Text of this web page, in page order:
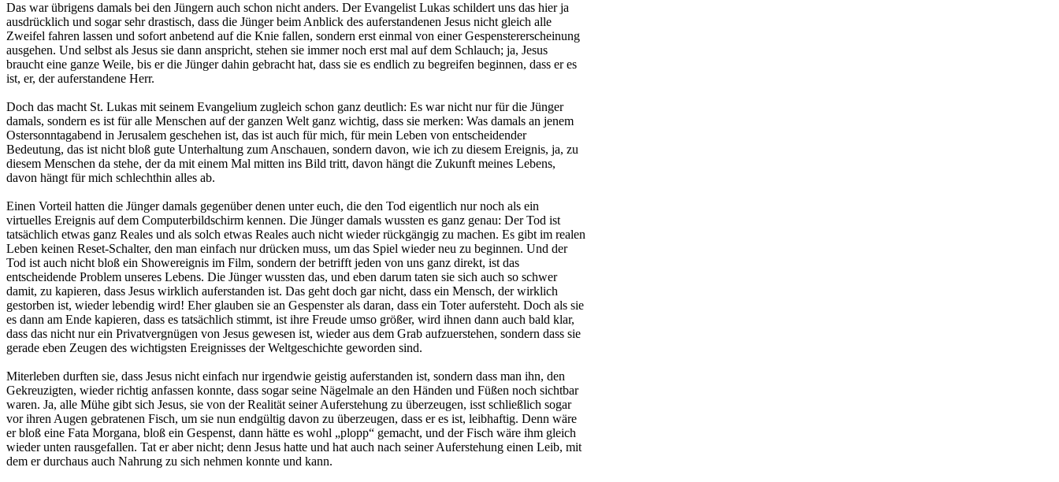
Das war übrigens damals bei den Jüngern auch schon nicht anders. Der Evangelist Lukas schildert uns das hier ja
ausdrücklich und sogar sehr drastisch, dass die Jünger beim Anblick des auferstandenen Jesus nicht gleich alle
Zweifel fahren lassen und sofort anbetend auf die Knie fallen, sondern erst einmal von einer Gespenstererscheinung
ausgehen. Und selbst als Jesus sie dann anspricht, stehen sie immer noch erst mal auf dem Schlauch; ja, Jesus
braucht eine ganze Weile, bis er die Jünger dahin gebracht hat, dass sie es endlich zu begreifen beginnen, dass er es
ist, er, der auferstandene Herr.
Doch das macht St. Lukas mit seinem Evangelium zugleich schon ganz deutlich: Es war nicht nur für die Jünger
damals, sondern es ist für alle Menschen auf der ganzen Welt ganz wichtig, dass sie merken: Was damals an jenem
Ostersonntagabend in Jerusalem geschehen ist, das ist auch für mich, für mein Leben von entscheidender
Bedeutung, das ist nicht bloß gute Unterhaltung zum Anschauen, sondern davon, wie ich zu diesem Ereignis, ja, zu
diesem Menschen da stehe, der da mit einem Mal mitten ins Bild tritt, davon hängt die Zukunft meines Lebens,
davon hängt für mich schlechthin alles ab.
Einen Vorteil hatten die Jünger damals gegenüber denen unter euch, die den Tod eigentlich nur noch als ein
virtuelles Ereignis auf dem Computerbildschirm kennen. Die Jünger damals wussten es ganz genau: Der Tod ist
tatsächlich etwas ganz Reales und als solch etwas Reales auch nicht wieder rückgängig zu machen. Es gibt im realen
Leben keinen Reset-Schalter, den man einfach nur drücken muss, um das Spiel wieder neu zu beginnen. Und der
Tod ist auch nicht bloß ein Showereignis im Film, sondern der betrifft jeden von uns ganz direkt, ist das
entscheidende Problem unseres Lebens. Die Jünger wussten das, und eben darum taten sie sich auch so schwer
damit, zu kapieren, dass Jesus wirklich auferstanden ist. Das geht doch gar nicht, dass ein Mensch, der wirklich
gestorben ist, wieder lebendig wird! Eher glauben sie an Gespenster als daran, dass ein Toter aufersteht. Doch als sie
es dann am Ende kapieren, dass es tatsächlich stimmt, ist ihre Freude umso größer, wird ihnen dann auch bald klar,
dass das nicht nur ein Privatvergnügen von Jesus gewesen ist, wieder aus dem Grab aufzuerstehen, sondern dass sie
gerade eben Zeugen des wichtigsten Ereignisses der Weltgeschichte geworden sind.
Miterleben durften sie, dass Jesus nicht einfach nur irgendwie geistig auferstanden ist, sondern dass man ihn, den
Gekreuzigten, wieder richtig anfassen konnte, dass sogar seine Nägelmale an den Händen und Füßen noch sichtbar
waren. Ja, alle Mühe gibt sich Jesus, sie von der Realität seiner Auferstehung zu überzeugen, isst schließlich sogar
vor ihren Augen gebratenen Fisch, um sie nun endgültig davon zu überzeugen, dass er es ist, leibhaftig. Denn wäre
er bloß eine Fata Morgana, bloß ein Gespenst, dann hätte es wohl „plopp“ gemacht, und der Fisch wäre ihm gleich
wieder unten rausgefallen. Tat er aber nicht; denn Jesus hatte und hat auch nach seiner Auferstehung einen Leib, mit
dem er durchaus auch Nahrung zu sich nehmen konnte und kann.